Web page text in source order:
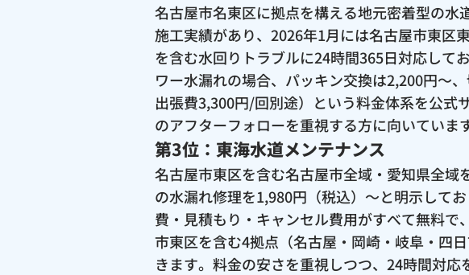
名古屋市名東区に拠点を構える地元密着型の
施工実績があり、2026年1月には名古屋市東区
を含む水回りトラブルに24時間365日対応して
ワー水漏れの場合、パッキン交換は2,200円〜
出張費3,300円/回別途）という料金体系を公式
のアフターフォローを重視する方に向いていま
第3位：東海水道メンテナンス
名古屋市東区を含む名古屋市全域・愛知県全
の水漏れ修理を1,980円（税込）〜と明示して
費・見積もり・キャンセル費用がすべて無料
市東区を含む4拠点（名古屋・岡崎・岐阜・四
きます。料金の安さを重視しつつ、24時間対応